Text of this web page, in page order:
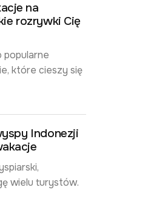
na
rozrywki Cię
popularne
które cieszy się
Indonezji
wielu turystów.